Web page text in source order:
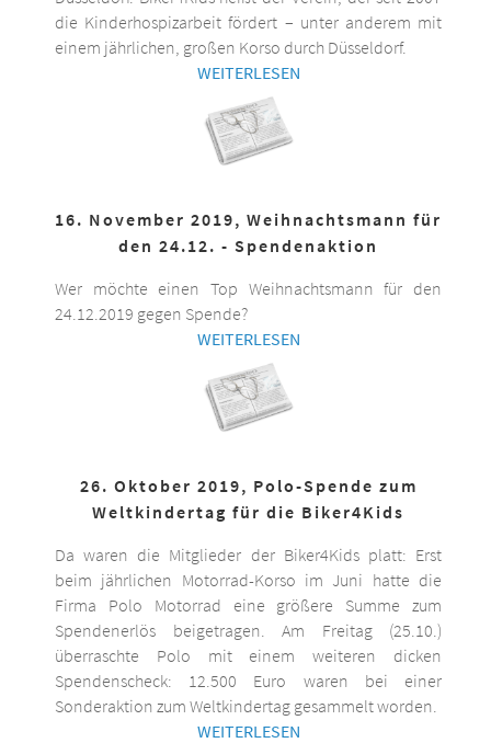
die Kinderhospizarbeit fördert – unter anderem mit
einem jährlichen, großen Korso durch Düsseldorf.
WEITERLESEN
16. November 2019, Weihnachtsmann für
den 24.12. - Spendenaktion
Wer möchte einen Top Weihnachtsmann für den
24.12.2019 gegen Spende?
WEITERLESEN
26. Oktober 2019, Polo-Spende zum
Weltkindertag für die Biker4Kids
Da waren die Mitglieder der Biker4Kids platt: Erst
beim jährlichen Motorrad-Korso im Juni hatte die
Firma Polo Motorrad eine größere Summe zum
Spendenerlös beigetragen. Am Freitag (25.10.)
überraschte Polo mit einem weiteren dicken
Spendenscheck: 12.500 Euro waren bei einer
Sonderaktion zum Weltkindertag gesammelt worden.
WEITERLESEN